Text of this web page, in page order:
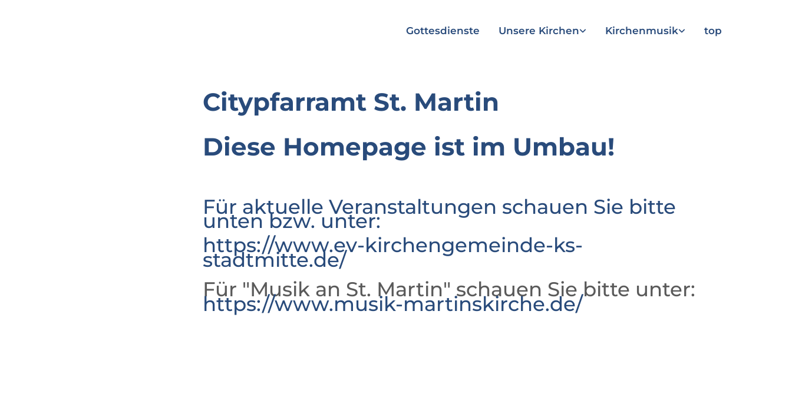
Gottesdienste Unsere Kirchen Kirchenmusik top
Citypfarramt St. Martin
Diese Homepage ist im Umbau!
Für aktuelle Veranstaltungen schauen Sie bitte
unten bzw. unter:
https://www.ev-kirchengemeinde-ks-
stadtmitte.de/
Für "Musik an St. Martin" schauen Sie bitte unter:
https://www.musik-martinskirche.de/